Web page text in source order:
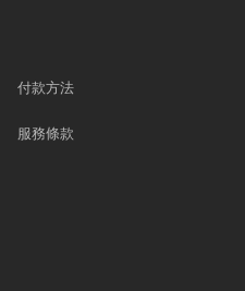
付款方法
服務條款